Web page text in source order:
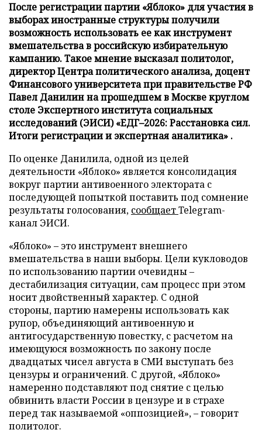
После регистрации партии «Яблоко» для участия в
выборах иностранные структуры получили
возможность использовать ее как инструмент
вмешательства в российскую избирательную
кампанию. Такое мнение высказал политолог,
директор Центра политического анализа, доцент
Финансового университета при правительстве РФ
Павел Данилин на прошедшем в Москве круглом
столе Экспертного института социальных
исследований (ЭИСИ) «ЕДГ–2026: Расстановка сил.
Итоги регистрации и экспертная аналитика» .
По оценке Данилила, одной из целей
деятельности «Яблоко» является консолидация
вокруг партии антивоенного электората с
последующей попыткой поставить под сомнение
результаты голосования, сообщаетTelegram-
канал ЭИСИ.
«Яблоко» – это инструмент внешнего
вмешательства в наши выборы. Цели кукловодов
по использованию партии очевидны –
дестабилизация ситуации, сам процесс при этом
носит двойственный характер. С одной
стороны, партию намерены использовать как
рупор, объединяющий антивоенную и
антигосударственную повестку, с расчетом на
имеющуюся возможность по закону после
двадцатых чисел августа в СМИ выступать без
цензуры и ограничений. С другой, «Яблоко»
намеренно подставляют под снятие с целью
обвинить власти России в цензуре и в страхе
перед так называемой «оппозицией», – говорит
политолог.